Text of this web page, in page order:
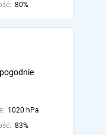
80%
1020 hPa
83%